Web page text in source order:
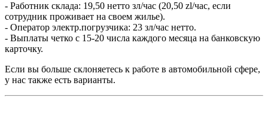
- Работник склада: 19,50 нетто зл/час (20,50 zl/час, если
сотрудник проживает на своем жилье).
- Оператор электр.погрузчика: 23 зл/час нетто.
- Выплаты четко с 15-20 числа каждого месяца на банковскую
карточку.
Если вы больше склоняетесь к работе в автомобильной сфере,
у нас также есть варианты.